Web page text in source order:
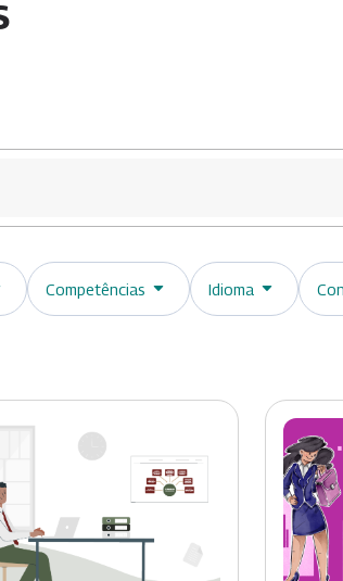
Competências Idioma